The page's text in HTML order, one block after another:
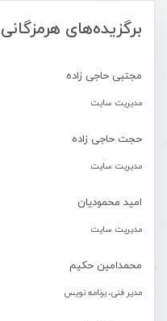
برگزیده‌های هرمزگانی
مجتبی حاجی زاده
مدیریت سایت
حجت حاجی زاده
مدیریت سایت
امید محمودیان
مدیریت سایت
محمدامین حکیم
مدیر فنی، برنامه نویس